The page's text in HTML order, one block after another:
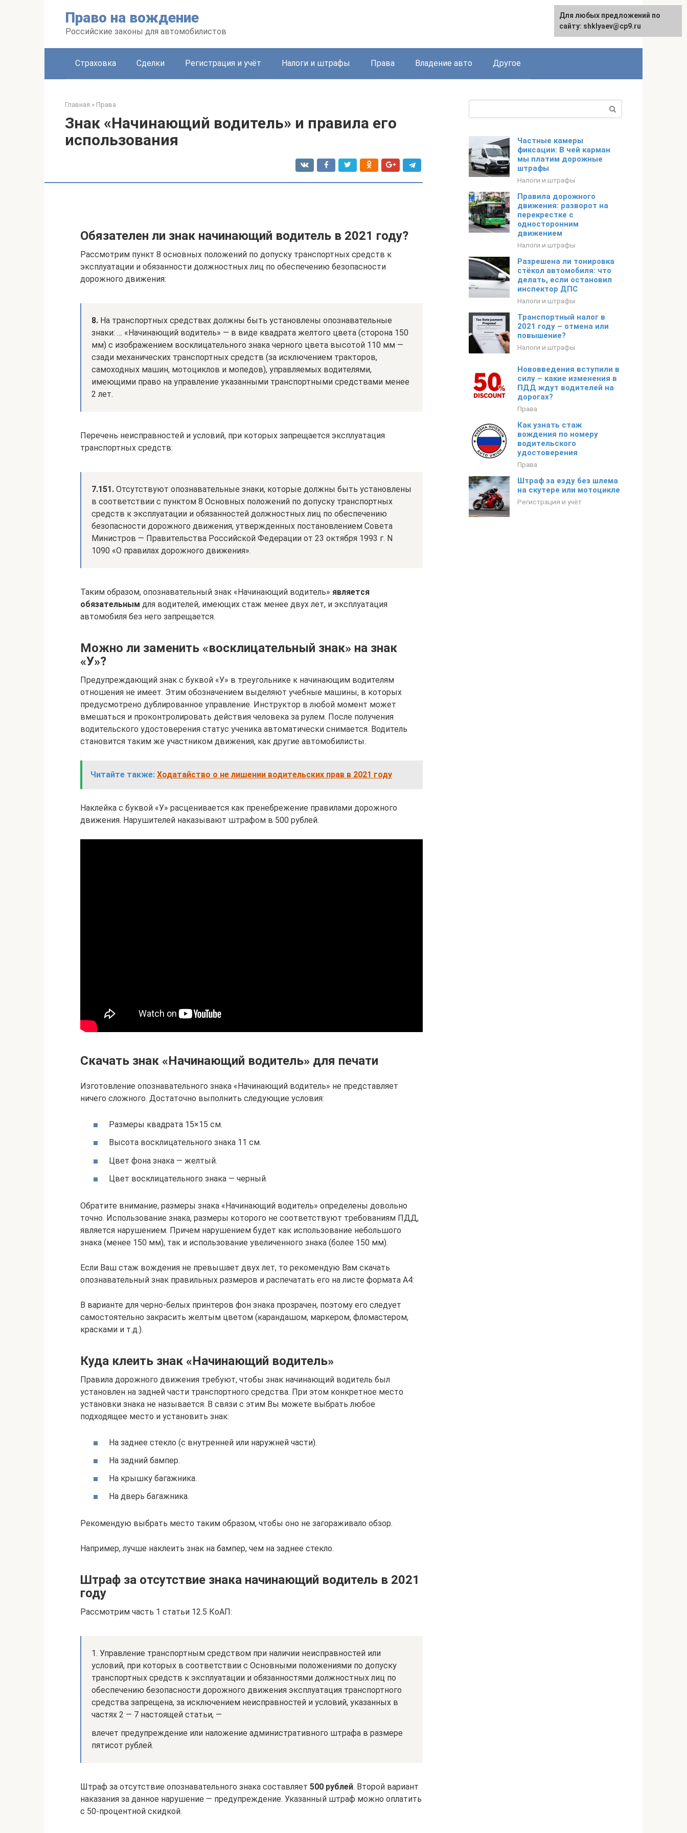
Право на вождение
Российские законы для автомобилистов
Страховка Сделки Регистрация и учёт Налоги и штрафы Права Владение авто Другое
Главная » Права
Знак «Начинающий водитель» и правила его
использования
Обязателен ли знак начинающий водитель в 2021 году?
Рассмотрим пункт 8 основных положений по допуску транспортных средств к
эксплуатации и обязанности должностных лиц по обеспечению безопасности
дорожного движения:
8. На транспортных средствах должны быть установлены опознавательные
знаки: … «Начинающий водитель» — в виде квадрата желтого цвета (сторона 150
мм) с изображением восклицательного знака черного цвета высотой 110 мм —
сзади механических транспортных средств (за исключением тракторов,
самоходных машин, мотоциклов и мопедов), управляемых водителями,
имеющими право на управление указанными транспортными средствами менее
2 лет.
Перечень неисправностей и условий, при которых запрещается эксплуатация
транспортных средств:
7.151. Отсутствуют опознавательные знаки, которые должны быть установлены
в соответствии с пунктом 8 Основных положений по допуску транспортных
средств к эксплуатации и обязанностей должностных лиц по обеспечению
безопасности дорожного движения, утвержденных постановлением Совета
Министров — Правительства Российской Федерации от 23 октября 1993 г. N
1090 «О правилах дорожного движения».
Таким образом, опознавательный знак «Начинающий водитель» является
обязательным для водителей, имеющих стаж менее двух лет, и эксплуатация
автомобиля без него запрещается.
Можно ли заменить «восклицательный знак» на знак
«У»?
Предупреждающий знак с буквой «У» в треугольнике к начинающим водителям
отношения не имеет. Этим обозначением выделяют учебные машины, в которых
предусмотрено дублированное управление. Инструктор в любой момент может
вмешаться и проконтролировать действия человека за рулем. После получения
водительского удостоверения статус ученика автоматически снимается. Водитель
становится таким же участником движения, как другие автомобилисты.
Читайте также: Ходатайство о не лишении водительских прав в 2021 году
Наклейка с буквой «У» расценивается как пренебрежение правилами дорожного
движения. Нарушителей наказывают штрафом в 500 рублей.
Скачать знак «Начинающий водитель» для печати
Изготовление опознавательного знака «Начинающий водитель» не представляет
ничего сложного. Достаточно выполнить следующие условия:
Размеры квадрата 15×15 см.
Высота восклицательного знака 11 см.
Цвет фона знака — желтый.
Цвет восклицательного знака — черный.
Обратите внимание, размеры знака «Начинающий водитель» определены довольно
точно. Использование знака, размеры которого не соответствуют требованиям ПДД,
является нарушением. Причем нарушением будет как использование небольшого
знака (менее 150 мм), так и использование увеличенного знака (более 150 мм).
Если Ваш стаж вождения не превышает двух лет, то рекомендую Вам скачать
опознавательный знак правильных размеров и распечатать его на листе формата А4:
В варианте для черно-белых принтеров фон знака прозрачен, поэтому его следует
самостоятельно закрасить желтым цветом (карандашом, маркером, фломастером,
красками и т.д.).
Куда клеить знак «Начинающий водитель»
Правила дорожного движения требуют, чтобы знак начинающий водитель был
установлен на задней части транспортного средства. При этом конкретное место
установки знака не называется. В связи с этим Вы можете выбрать любое
подходящее место и установить знак:
На заднее стекло (с внутренней или наружней части).
На задний бампер.
На крышку багажника.
На дверь багажника.
Рекомендую выбрать место таким образом, чтобы оно не загораживало обзор.
Например, лучше наклеить знак на бампер, чем на заднее стекло.
Штраф за отсутствие знака начинающий водитель в 2021
году
Рассмотрим часть 1 статьи 12.5 КоАП:
1. Управление транспортным средством при наличии неисправностей или
условий, при которых в соответствии с Основными положениями по допуску
транспортных средств к эксплуатации и обязанностями должностных лиц по
обеспечению безопасности дорожного движения эксплуатация транспортного
средства запрещена, за исключением неисправностей и условий, указанных в
частях 2 — 7 настоящей статьи, —
влечет предупреждение или наложение административного штрафа в размере
пятисот рублей.
Штраф за отсутствие опознавательного знака составляет 500 рублей. Второй вариант
наказания за данное нарушение — предупреждение. Указанный штраф можно оплатить
с 50-процентной скидкой.
Частные камеры
фиксации: В чей карман
мы платим дорожные
штрафы
Налоги и штрафы
Правила дорожного
движения: разворот на
перекрестке с
односторонним
движением
Налоги и штрафы
Разрешена ли тонировка
стёкол автомобиля: что
делать, если остановил
инспектор ДПС
Налоги и штрафы
Транспортный налог в
2021 году – отмена или
повышение?
Налоги и штрафы
Нововведения вступили в
силу – какие изменения в
ПДД ждут водителей на
дорогах?
Права
Как узнать стаж
вождения по номеру
водительского
удостоверения
Права
Штраф за езду без шлема
на скутере или мотоцикле
Регистрация и учёт
Для любых предложений по
сайту: shklyaev@cp9.ru